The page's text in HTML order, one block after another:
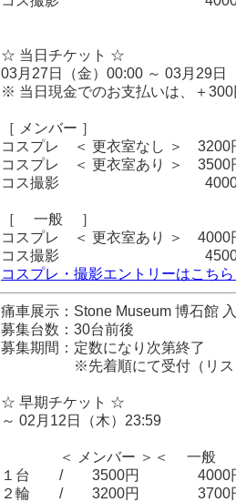
☆ 当日チケット ☆
03月27日（金）00:00 ～ 03月29日
※ 当日現金でのお支払いは、＋300
［ メンバー ］
コスプレ ＜ 更衣室なし ＞ 3200
コスプレ ＜ 更衣室あり ＞ 3500
コス撮影 4000
［ 一般 ］
コスプレ ＜ 更衣室あり ＞ 4000
コス撮影 4500
コスプレ・撮影エントリーはこちら
痛車展示：Stone Museum 博石館
募集台数：30台前後
募集期間：定数になり次第終了
※先着順にて受付（リスト
☆ 早期チケット ☆
～ 02月12日（木）23:59
＜ メンバー ＞＜ 一般
１台 / 3500円 4000
２輪 / 3200円 3700